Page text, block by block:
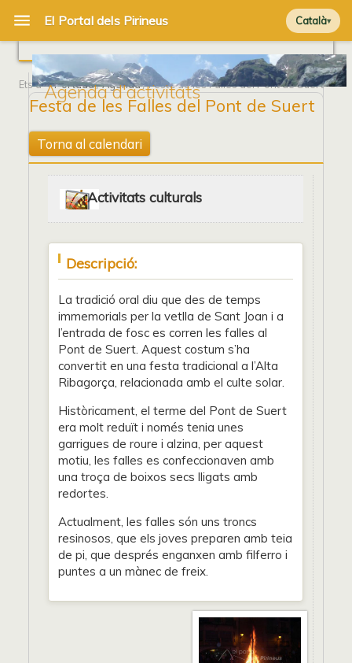
Català
Agenda d'activitats
Ets a Portada/Agenda/ Festa de les Falles del Pont de Suert
Festa de les Falles del Pont de Suert
Torna al calendari
Activitats culturals
Descripció:
La tradició oral diu que des de temps
immemorials per la vetlla de Sant Joan i a
l’entrada de fosc es corren les falles al
Pont de Suert. Aquest costum s’ha
convertit en una festa tradicional a l’Alta
Ribagorça, relacionada amb el culte solar.
Històricament, el terme del Pont de Suert
era molt reduït i només tenia unes
garrigues de roure i alzina, per aquest
motiu, les falles es confeccionaven amb
una troça de boixos secs lligats amb
redortes.
Actualment, les falles són uns troncs
resinosos, que els joves preparen amb teia
de pi, que després enganxen amb filferro i
puntes a un mànec de freix.